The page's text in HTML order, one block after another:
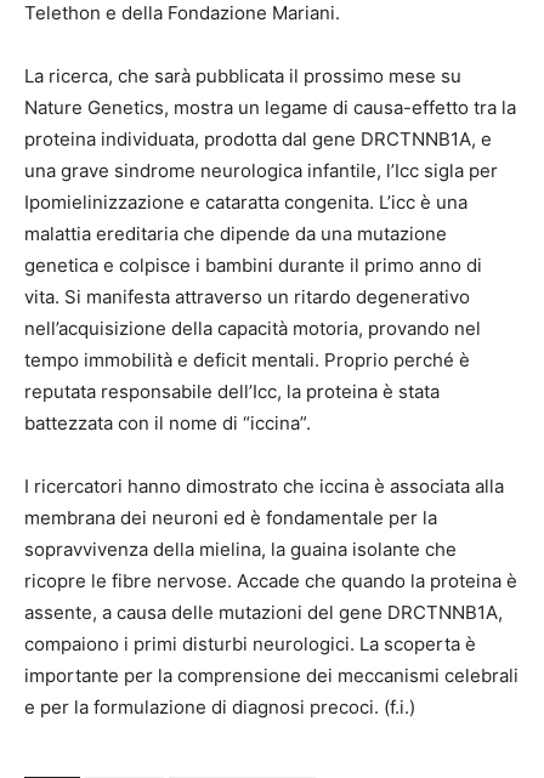
Telethon e della Fondazione Mariani.
La ricerca, che sarà pubblicata il prossimo mese su
Nature Genetics, mostra un legame di causa-effetto tra la
proteina individuata, prodotta dal gene DRCTNNB1A, e
una grave sindrome neurologica infantile, l’Icc sigla per
Ipomielinizzazione e cataratta congenita. L’icc è una
malattia ereditaria che dipende da una mutazione
genetica e colpisce i bambini durante il primo anno di
vita. Si manifesta attraverso un ritardo degenerativo
nell’acquisizione della capacità motoria, provando nel
tempo immobilità e deficit mentali. Proprio perché è
reputata responsabile dell’Icc, la proteina è stata
battezzata con il nome di “iccina”.
I ricercatori hanno dimostrato che iccina è associata alla
membrana dei neuroni ed è fondamentale per la
sopravvivenza della mielina, la guaina isolante che
ricopre le fibre nervose. Accade che quando la proteina è
assente, a causa delle mutazioni del gene DRCTNNB1A,
compaiono i primi disturbi neurologici. La scoperta è
importante per la comprensione dei meccanismi celebrali
e per la formulazione di diagnosi precoci. (f.i.)